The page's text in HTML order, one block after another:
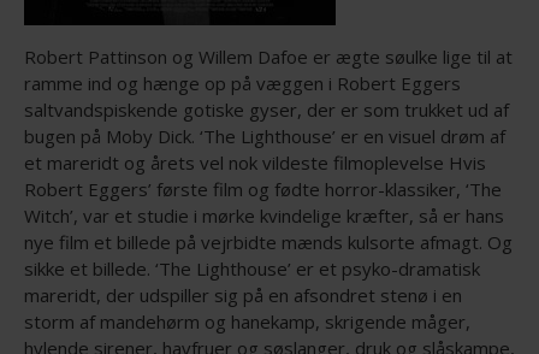
Robert Pattinson og Willem Dafoe er ægte søulke lige til at
ramme ind og hænge op på væggen i Robert Eggers
saltvandspiskende gotiske gyser, der er som trukket ud af
bugen på Moby Dick. ‘The Lighthouse’ er en visuel drøm af
et mareridt og årets vel nok vildeste filmoplevelse Hvis
Robert Eggers’ første film og fødte horror-klassiker, ‘The
Witch’, var et studie i mørke kvindelige kræfter, så er hans
nye film et billede på vejrbidte mænds kulsorte afmagt. Og
sikke et billede. ‘The Lighthouse’ er et psyko-dramatisk
mareridt, der udspiller sig på en afsondret stenø i en
storm af mandehørm og hanekamp, skrigende måger,
hylende sirener, havfruer og søslanger, druk og slåskampe,